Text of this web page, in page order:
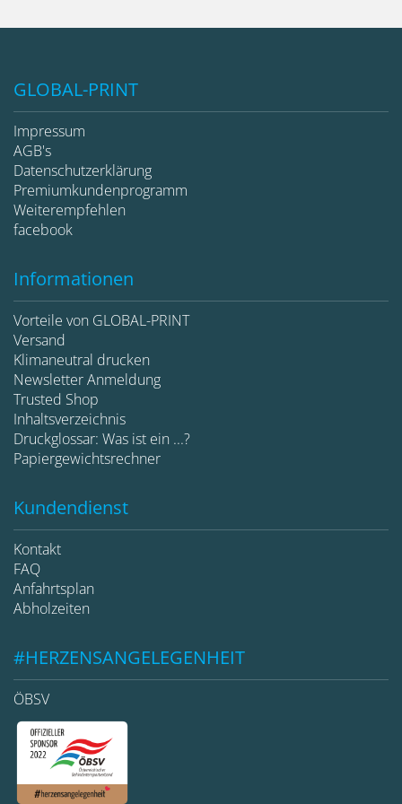
GLOBAL-PRINT
Impressum
AGB's
Datenschutzerklärung
Premiumkundenprogramm
Weiterempfehlen
facebook
Informationen
Vorteile von GLOBAL-PRINT
Versand
Klimaneutral drucken
Newsletter Anmeldung
Trusted Shop
Inhaltsverzeichnis
Druckglossar: Was ist ein ...?
Papiergewichtsrechner
Kundendienst
Kontakt
FAQ
Anfahrtsplan
Abholzeiten
#HERZENSANGELEGENHEIT
ÖBSV